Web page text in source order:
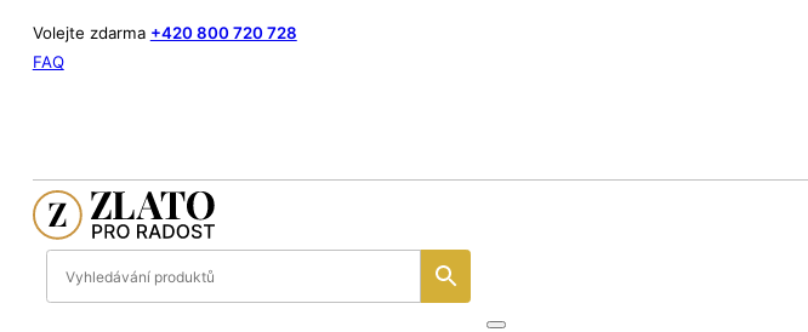
Volejte zdarma +420 800 720 728
FAQ